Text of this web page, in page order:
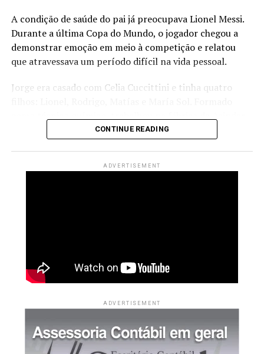
A condição de saúde do pai já preocupava Lionel Messi.
Durante a última Copa do Mundo, o jogador chegou a
demonstrar emoção em meio à competição e relatou
que atravessava um período difícil na vida pessoal.
Jorge era casado com Celia Cuccittini e tinha quatro
onde chegou ao cargo de gerente. Na juventude,
também jogou como meio-campista nas categorias de
serviço militar.
acordo que previa o custeio do tratamento, além de
moradia, salário e suporte profissional para a família.
CONTINUE READING
ADVERTISEMENT
ADVERTISEMENT